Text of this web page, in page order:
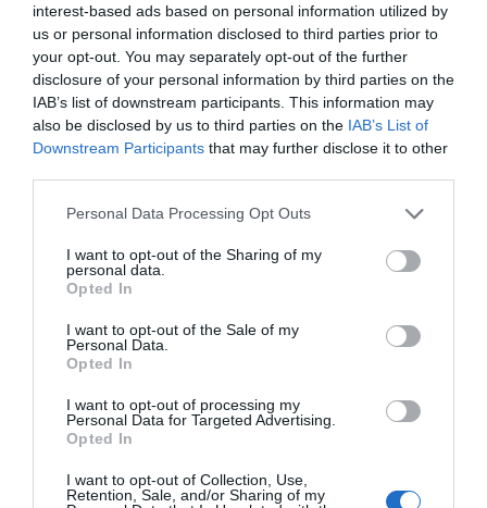
interest-based ads based on personal information utilized by
us or personal information disclosed to third parties prior to
your opt-out. You may separately opt-out of the further
disclosure of your personal information by third parties on the
IAB’s list of downstream participants. This information may
also be disclosed by us to third parties on the IAB’s List of
Downstream Participants that may further disclose it to other
Personal Data Processing Opt Outs
I want to opt-out of the Sharing of my
personal data.
Opted In
I want to opt-out of the Sale of my
Personal Data.
Opted In
I want to opt-out of processing my
Personal Data for Targeted Advertising.
Opted In
I want to opt-out of Collection, Use,
Retention, Sale, and/or Sharing of my
1 år sedan 621
Chatta med karriärcoachen: Så vet du när
du ska byta jobb
1 år sedan 621
När arbetsglöden falnar: Så vet du att det är
dags att byta ...
Trendigt